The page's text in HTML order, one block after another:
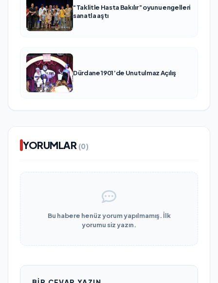
“Taklitle Hasta Bakılır” oyunu engelleri
sanatla aştı
Dürdane 1901’de Unutulmaz Açılış
YORUMLAR (0)
Bu habere henüz yorum yapılmamış. İlk
yorumu siz yazın.